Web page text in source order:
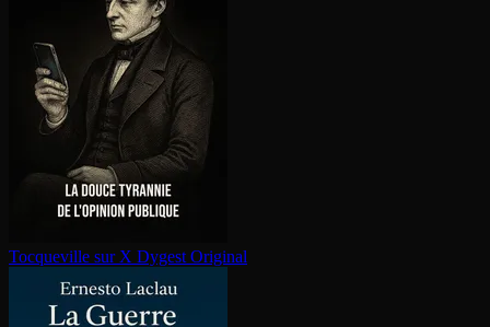
Tocqueville sur X Dygest Original